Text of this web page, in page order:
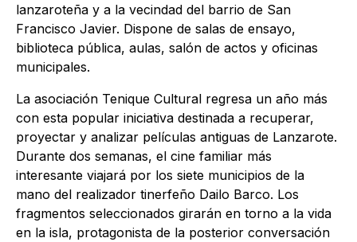
lanzaroteña y a la vecindad del barrio de San
Francisco Javier. Dispone de salas de ensayo,
biblioteca pública, aulas, salón de actos y oficinas
municipales.
La asociación Tenique Cultural regresa un año más
con esta popular iniciativa destinada a recuperar,
proyectar y analizar películas antiguas de Lanzarote.
Durante dos semanas, el cine familiar más
interesante viajará por los siete municipios de la
mano del realizador tinerfeño Dailo Barco. Los
fragmentos seleccionados girarán en torno a la vida
en la isla, protagonista de la posterior conversación